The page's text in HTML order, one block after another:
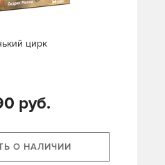
цирк
руб.
О НАЛИЧИИ